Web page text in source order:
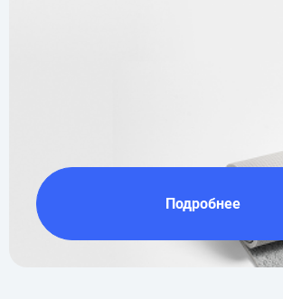
Подробнее